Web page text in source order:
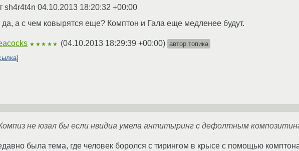
sh4r4t4n 04.10.2013 18:20:32 +00:00
да, а с чем ковырятся еще? Комптон и Гала еще медленее будут.
★★★★★ (04.10.2013 18:29:39 +00:00) автор топика
не юзал бы если нвидиа умела антитыринг с дефолтным
была тема, где человек боролся с тирингом в крысе с помощью